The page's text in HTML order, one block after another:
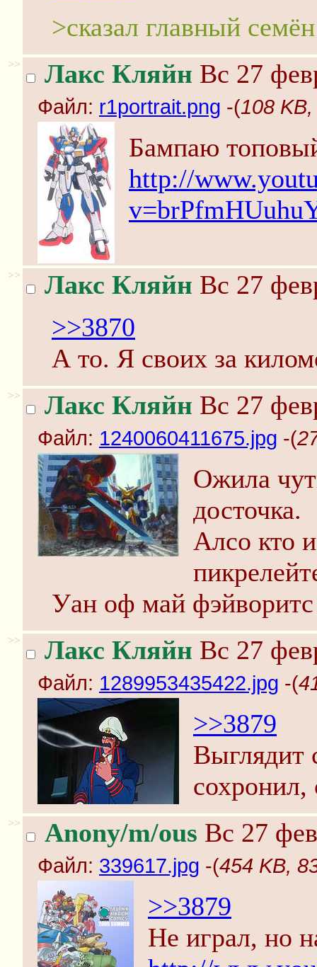
>сказал главный
>> Лакс Кляйн Вс 27
Файл: r1portrait.png -(108
Бампаю
http://
>> Лакс Кляйн Вс 27
>>3870
А то. Я своих за
>> Лакс Кляйн Вс 27
Файл: 1240060411675.jpg -(
Ожила
досточка.
Алсо кто
Уан оф май фэйворитс
>> Лакс Кляйн Вс 27
Файл: 1289953435422.jpg -(
>>3879
Выглядит
сохронил,
>> Anony/m/ous Вс 27
Файл: 339617.jpg -(454 KB,
>>3879
Не играл, но